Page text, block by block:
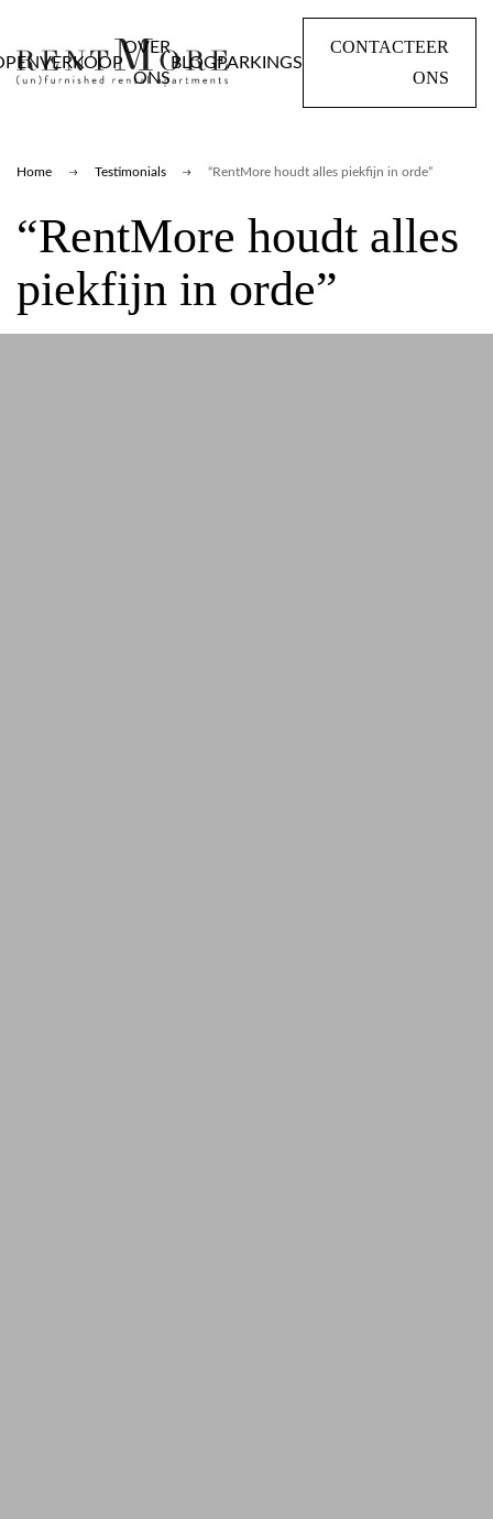
VERKOOP
OVER
ONS
BLOGPARKINGS
CONTACTEER
ONS
Home Testimonials “RentMore houdt alles piekfijn in orde”
“RentMore houdt alles
piekfijn in orde”